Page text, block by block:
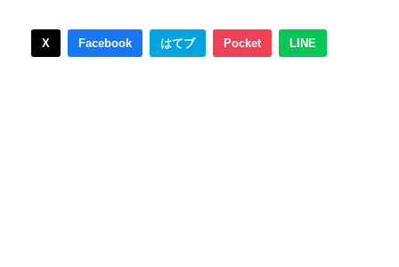
X Facebook はてブ Pocket LINE